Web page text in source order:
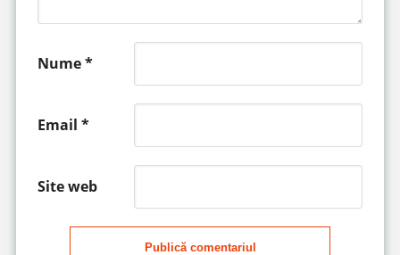
Nume*
Email *
Site web
Publică comentariul